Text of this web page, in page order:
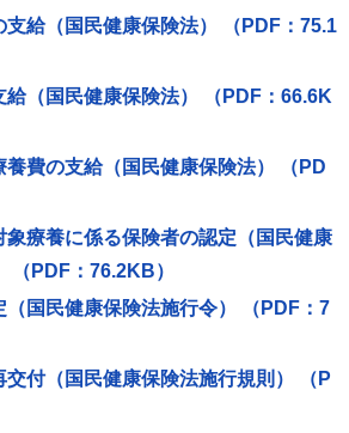
支給（国民健康保険法） （PDF：75.1
給（国民健康保険法） （PDF：66.6K
養費の支給（国民健康保険法） （PD
象療養に係る保険者の認定（国民健康
（PDF：76.2KB）
（国民健康保険法施行令） （PDF：7
交付（国民健康保険法施行規則） （P